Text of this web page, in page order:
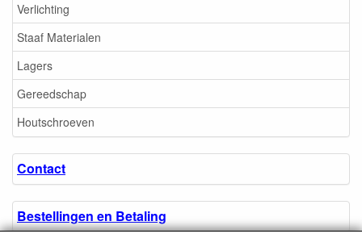
Verlichting
Staaf Materialen
Lagers
Gereedschap
Houtschroeven
Contact
Bestellingen en Betaling